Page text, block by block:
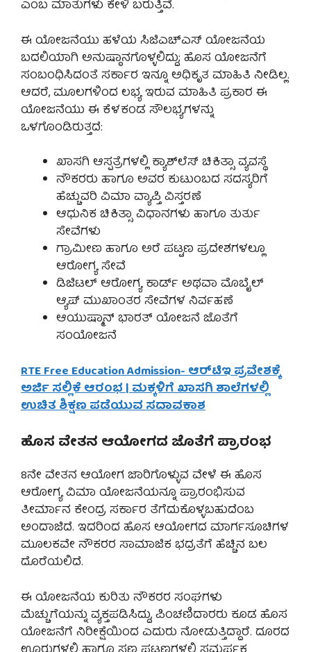
ಎಂಬ ಮಾತುಗಳು ಕೇಳಿ ಬರುತ್ತಿವೆ.
ಈ ಯೋಜನೆಯು ಹಳೆಯ ಸಿಜಿಎಚ್‌ಎಸ್ ಯೋಜನೆಯ
ಬದಲಿಯಾಗಿ ಅನುಷ್ಠಾನಗೊಳ್ಳಲಿದ್ದು; ಹೊಸ ಯೋಜನೆಗೆ
ಸಂಬಂಧಿಸಿದಂತೆ ಸರ್ಕಾರ ಇನ್ನೂ ಅಧಿಕೃತ ಮಾಹಿತಿ ನೀಡಿಲ್ಲ.
ಆದರೆ, ಮೂಲಗಳಿಂದ ಲಭ್ಯ ಇರುವ ಮಾಹಿತಿ ಪ್ರಕಾರ ಈ
ಯೋಜನೆಯು ಈ ಕೆಳಕಂಡ ಸೌಲಭ್ಯಗಳನ್ನು
ಒಳಗೊಂಡಿರುತ್ತದೆ:
ಖಾಸಗಿ ಆಸ್ಪತ್ರೆಗಳಲ್ಲಿ ಕ್ಯಾಶ್‌ಲೆಸ್ ಚಿಕಿತ್ಸಾ ವ್ಯವಸ್ಥೆ
ನೌಕರರು ಹಾಗೂ ಅವರ ಕುಟುಂಬದ ಸದಸ್ಯರಿಗೆ
ಹೆಚ್ಚುವರಿ ವಿಮಾ ವ್ಯಾಪ್ತಿ ವಿಸ್ತರಣೆ
ಆಧುನಿಕ ಚಿಕಿತ್ಸಾ ವಿಧಾನಗಳು ಹಾಗೂ ತುರ್ತು
ಸೇವೆಗಳು
ಗ್ರಾಮೀಣ ಹಾಗೂ ಅರೆ ಪಟ್ಟಣ ಪ್ರದೇಶಗಳಲ್ಲೂ
ಆರೋಗ್ಯ ಸೇವೆ
ಡಿಜಿಟಲ್ ಆರೋಗ್ಯ ಕಾರ್ಡ್ ಅಥವಾ ಮೊಬೈಲ್
ಆ್ಯಪ್ ಮುಖಾಂತರ ಸೇವೆಗಳ ನಿರ್ವಹಣೆ
ಆಯುಷ್ಮಾನ್ ಭಾರತ್ ಯೋಜನೆ ಜೊತೆಗೆ
ಸಂಯೋಜನೆ
RTE Free Education Admission- ಆರ್‌ಟಿಇ ಪ್ರವೇಶಕ್ಕೆ
ಅರ್ಜಿ ಸಲ್ಲಿಕೆ ಆರಂಭ | ಮಕ್ಕಳಿಗೆ ಖಾಸಗಿ ಶಾಲೆಗಳಲ್ಲಿ
ಉಚಿತ ಶಿಕ್ಷಣ ಪಡೆಯುವ ಸದಾವಕಾಶ
ಹೊಸ ವೇತನ ಆಯೋಗದ ಜೊತೆಗೆ ಪ್ರಾರಂಭ
8ನೇ ವೇತನ ಆಯೋಗ ಜಾರಿಗೊಳ್ಳುವ ವೇಳೆ ಈ ಹೊಸ
ಆರೋಗ್ಯ ವಿಮಾ ಯೋಜನೆಯನ್ನೂ ಪ್ರಾರಂಭಿಸುವ
ತೀರ್ಮಾನ ಕೇಂದ್ರ ಸರ್ಕಾರ ತೆಗೆದುಕೊಳ್ಳಬಹುದೆಂಬ
ಅಂದಾಜಿದೆ. ಇದರಿಂದ ಹೊಸ ಆಯೋಗದ ಮಾರ್ಗಸೂಚಿಗಳ
ಮೂಲಕವೇ ನೌಕರರ ಸಾಮಾಜಿಕ ಭದ್ರತೆಗೆ ಹೆಚ್ಚಿನ ಬಲ
ದೊರೆಯಲಿದೆ.
ಈ ಯೋಜನೆಯ ಕುರಿತು ನೌಕರರ ಸಂಘಗಳು
ಮೆಚ್ಚುಗೆಯನ್ನು ವ್ಯಕ್ತಪಡಿಸಿದ್ದು, ಪಿಂಚಣಿದಾರರು ಕೂಡ ಹೊಸ
ಯೋಜನೆಗೆ ನಿರೀಕ್ಷೆಯಿಂದ ಎದುರು ನೋಡುತ್ತಿದ್ದಾರೆ. ದೂರದ